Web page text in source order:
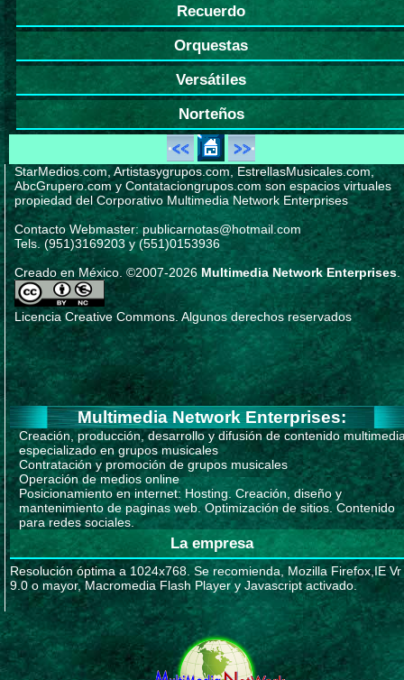
Recuerdo
Orquestas
Versátiles
Norteños
StarMedios.com, Artistasygrupos.com, EstrellasMusicales.com,
AbcGrupero.com y Contataciongrupos.com son espacios virtuales
propiedad del Corporativo Multimedia Network Enterprises
Contacto Webmaster: publicarnotas@hotmail.com
Tels. (951)3169203 y (551)0153936
Creado en México. ©2007-2026Multimedia Network Enterprises
Licencia Creative Commons. Algunos derechos reservados
Multimedia Network Enterprises:
Creación, producción, desarrollo y difusión de contenido
especializado en grupos musicales
Contratación y promoción de grupos musicales
Operación de medios online
Posicionamiento en internet: Hosting. Creación, diseño y
mantenimiento de paginas web. Optimización de sitios. Contenido
para redes sociales.
La empresa
Resolución óptima a 1024x768. Se recomienda, Mozilla Firefox,IE Vr
9.0 o mayor, Macromedia Flash Player y Javascript activado.